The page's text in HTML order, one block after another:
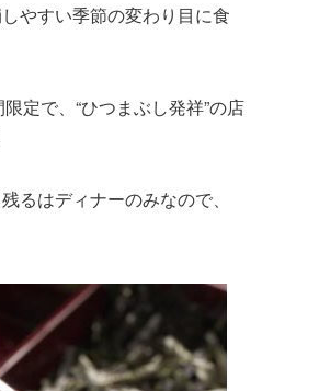
やすい季節の変わり目に食
定で、“ひつまぶし発祥”の店
るはディナーのみなので、